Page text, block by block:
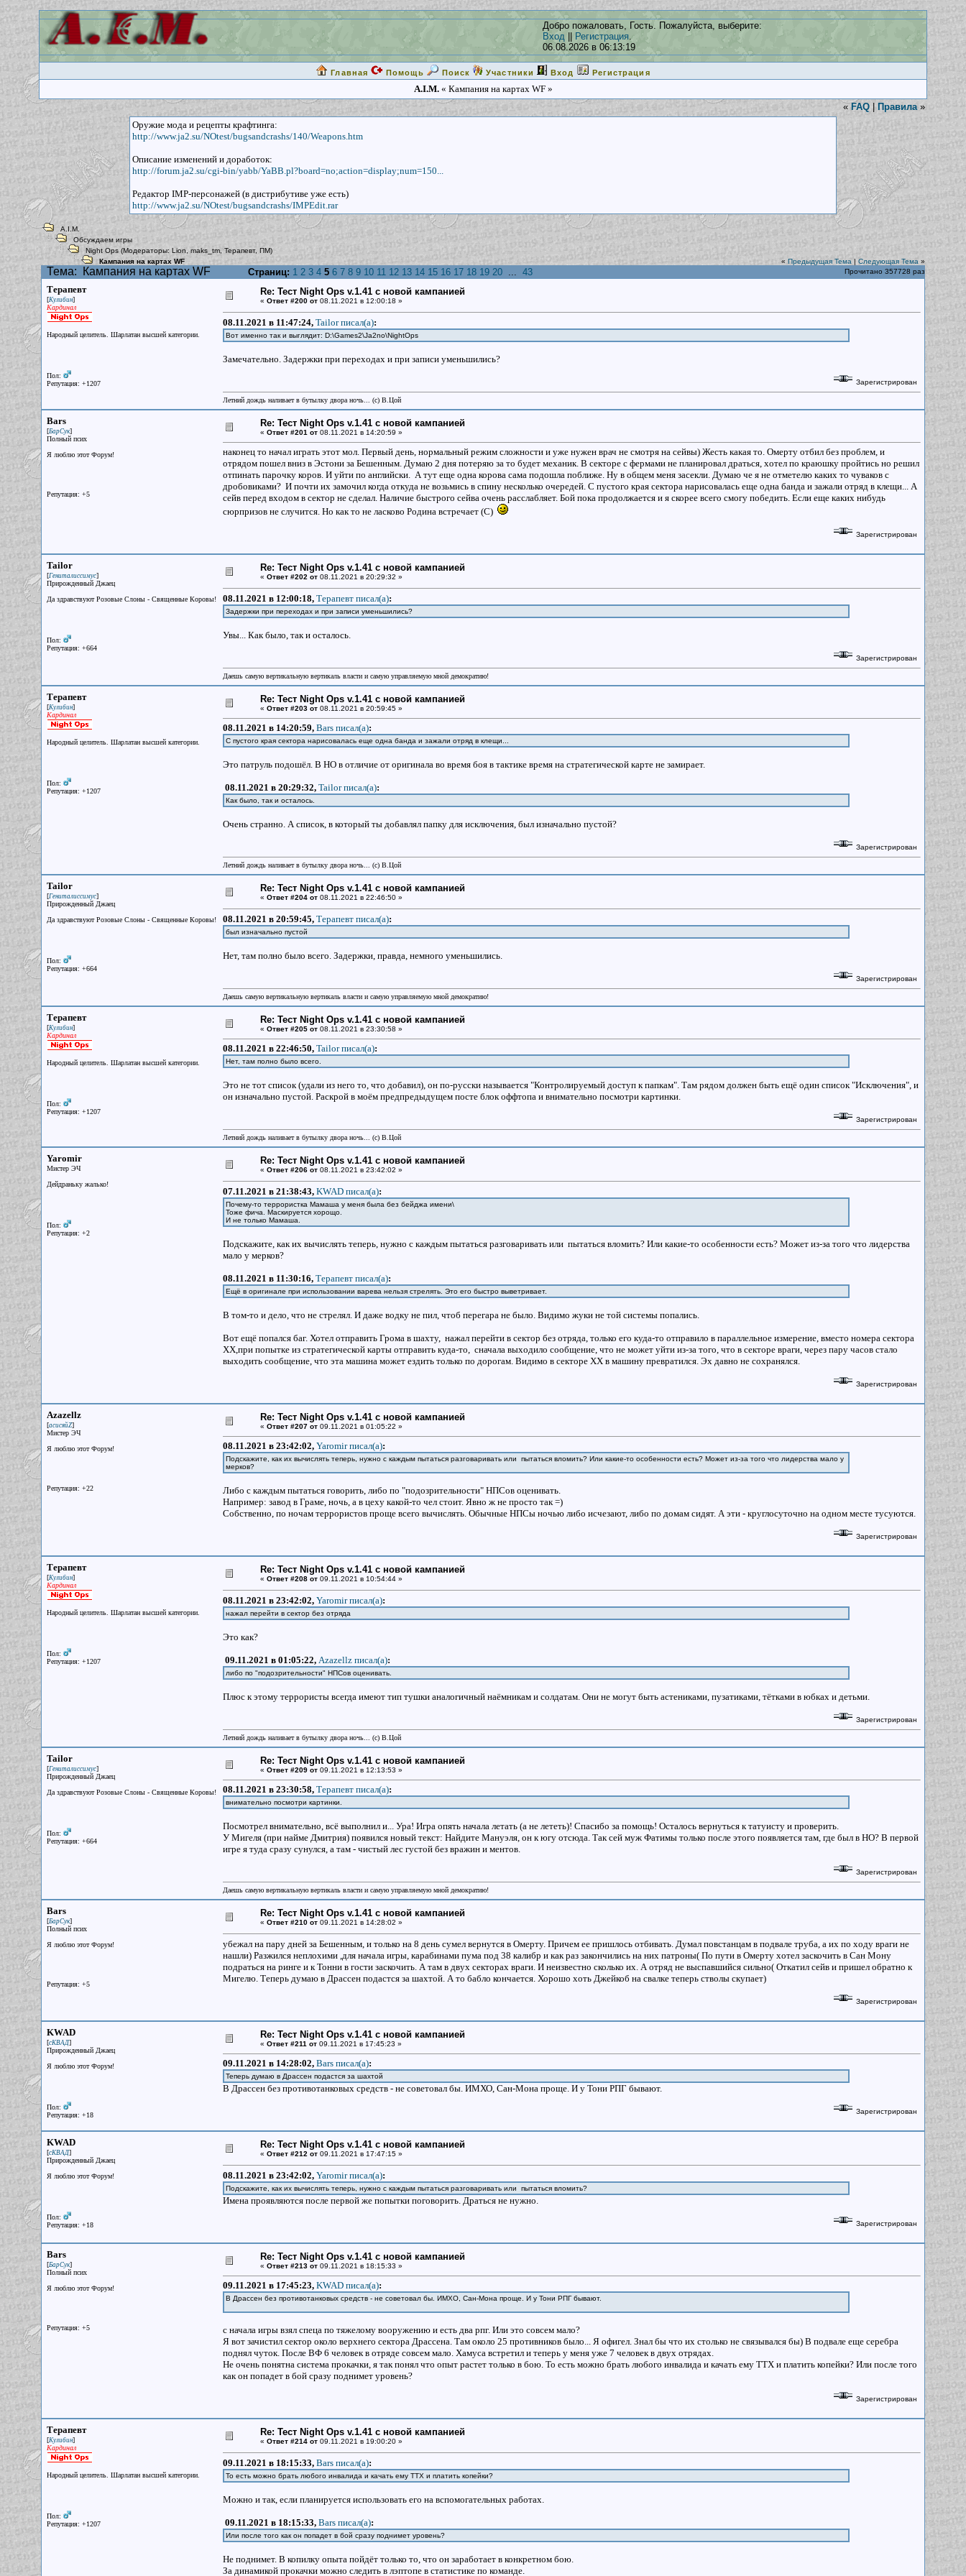
Добро пожаловать, Гость. Пожалуйста, выберите:
Вход
Регистрация.
06.08.2026 в 06:13:19
Главная Помощь Поиск Участники Вход Регистрация
A.I.M.« Кампания на картах WF »
« FAQ | Правила »
Оружие мода и рецепты крафтинга:
http://www.ja2.su/NOtest/bugsandcrashs/140/Weapons.htm
Описание изменений и доработок:
http://forum.ja2.su/cgi-bin/yabb/YaBB.pl?board=no;action=display;num=150...
Редактор IMP-персонажей (в дистрибутиве уже есть)
http://www.ja2.su/NOtest/bugsandcrashs/IMPEdit.rar
A.I.M.
Обсуждаем игры
Night Ops (Модераторы: Lion, maks_tm,Терапевт, ПМ)
Кампания на картах WF
« Предыдущая Тема | Следующая Тема »
Тема: Кампания на картах WF Страниц: 1 2 3 4 5 6 7 8 9 10 11 12 13 14 15 16 17 18 19 20 ... 43 Прочитано 357728 раз
Терапевт
[Кулибин]
Кардинал
Народный целитель. Шарлатан высшей категории.
Пол:
Репутация: +1207
Re: Тест Night Ops v.1.41 с новой кампанией
« Ответ #200 от 08.11.2021 в 12:00:18 »
08.11.2021 в 11:47:24, Tailor писал(a):
Вот именно так и выглядит: D:\Games2\Ja2no\NightOps
Замечательно. Задержки при переходах и при записи уменьшились?
Зарегистрирован
Летний дождь наливает в бутылку двора ночь... (с) В.Цой
Bars
[БарСук]
Полный псих
Я люблю этот Форум!
Репутация: +5
Re: Тест Night Ops v.1.41 с новой кампанией
« Ответ #201 от 08.11.2021 в 14:20:59 »
наконец то начал играть этот мол. Первый день, нормальный режим сложности и уже нужен врач не смотря на сейвы) Жесть какая то. Омерту отбил без проблем, и
отрядом пошел вниз в Эстони за Бешенным. Думаю 2 дня потеряю за то будет механик. В секторе с фермами не планировал драться, хотел по краюшку пройтись но решил
отпинать парочку коров. И уйти по английски. А тут еще одна корова сама подошла поближе. Ну в общем меня засекли. Думаю че я не отметелю каких то чуваков с
дробовиками? И почти их замочил когда откуда не возьмись в спину несколько очередей. С пустого края сектора нарисовалась еще одна банда и зажали отряд в клещи... А
сейв перед входом в сектор не сделал. Наличие быстрого сейва очень расслабляет. Бой пока продолжается и я скорее всего смогу победить. Если еще каких нибудь
сюрпризов не случится. Но как то не ласково Родина встречает (С)
Зарегистрирован
Tailor
[Гениталиссимус]
Прирожденный Джаец
Да здравствуют Розовые Слоны - Священные Коровы!
Пол:
Репутация: +664
Re: Тест Night Ops v.1.41 с новой кампанией
« Ответ #202 от 08.11.2021 в 20:29:32 »
08.11.2021 в 12:00:18, Терапевт писал(a):
Задержки при переходах и при записи уменьшились?
Увы... Как было, так и осталось.
Зарегистрирован
Даешь самую вертикальную вертикаль власти и самую управляемую мной демократию!
Терапевт
[Кулибин]
Кардинал
Народный целитель. Шарлатан высшей категории.
Пол:
Репутация: +1207
Re: Тест Night Ops v.1.41 с новой кампанией
« Ответ #203 от 08.11.2021 в 20:59:45 »
08.11.2021 в 14:20:59, Bars писал(a):
С пустого края сектора нарисовалась еще одна банда и зажали отряд в клещи...
Это патруль подошёл. В НО в отличие от оригинала во время боя в тактике время на стратегической карте не замирает.
08.11.2021 в 20:29:32, Tailor писал(a):
Как было, так и осталось.
Очень странно. А список, в который ты добавлял папку для исключения, был изначально пустой?
Зарегистрирован
Летний дождь наливает в бутылку двора ночь... (с) В.Цой
Tailor
[Гениталиссимус]
Прирожденный Джаец
Да здравствуют Розовые Слоны - Священные Коровы!
Пол:
Репутация: +664
Re: Тест Night Ops v.1.41 с новой кампанией
« Ответ #204 от 08.11.2021 в 22:46:50 »
08.11.2021 в 20:59:45, Терапевт писал(a):
был изначально пустой
Нет, там полно было всего. Задержки, правда, немного уменьшились.
Зарегистрирован
Даешь самую вертикальную вертикаль власти и самую управляемую мной демократию!
Терапевт
[Кулибин]
Кардинал
Народный целитель. Шарлатан высшей категории.
Пол:
Репутация: +1207
Re: Тест Night Ops v.1.41 с новой кампанией
« Ответ #205 от 08.11.2021 в 23:30:58 »
08.11.2021 в 22:46:50, Tailor писал(a):
Нет, там полно было всего.
Это не тот список (удали из него то, что добавил), он по-русски называется "Контролируемый доступ к папкам". Там рядом должен быть ещё один список "Исключения", и
он изначально пустой. Раскрой в моём предпредыдущем посте блок оффтопа и внимательно посмотри картинки.
Зарегистрирован
Летний дождь наливает в бутылку двора ночь... (с) В.Цой
Yaromir
Мистер ЭЧ
Дейдраньку жалько!
Пол:
Репутация: +2
Re: Тест Night Ops v.1.41 с новой кампанией
« Ответ #206 от 08.11.2021 в 23:42:02 »
07.11.2021 в 21:38:43, KWAD писал(a):
Почему-то террористка Мамаша у меня была без бейджа имени\
Тоже фича. Маскируется хорощо.
И не только Мамаша.
Подскажите, как их вычислять теперь, нужно с каждым пытаться разговаривать или пытаться вломить? Или какие-то особенности есть? Может из-за того что лидерства
мало у мерков?
08.11.2021 в 11:30:16, Терапевт писал(a):
Ещё в оригинале при использовании варева нельзя стрелять. Это его быстро выветривает.
В том-то и дело, что не стрелял. И даже водку не пил, чтоб перегара не было. Видимо жуки не той системы попались.
Вот ещё попался баг. Хотел отправить Грома в шахту, нажал перейти в сектор без отряда, только его куда-то отправило в параллельное измерение, вместо номера сектора
XX,при попытке из стратегической карты отправить куда-то, сначала выходило сообщение, что не может уйти из-за того, что в секторе враги, через пару часов стало
выходить сообщение, что эта машина может ездить только по дорогам. Видимо в секторе ХХ в машину превратился. Эх давно не сохранялся.
Зарегистрирован
Azazellz
[асисяйZ]
Мистер ЭЧ
Я люблю этот Форум!
Репутация: +22
Re: Тест Night Ops v.1.41 с новой кампанией
« Ответ #207 от 09.11.2021 в 01:05:22 »
08.11.2021 в 23:42:02, Yaromir писал(a):
Подскажите, как их вычислять теперь, нужно с каждым пытаться разговаривать или пытаться вломить? Или какие-то особенности есть? Может из-за того что лидерства мало у
мерков?
Либо с каждым пытаться говорить, либо по "подозрительности" НПСов оценивать.
Например: завод в Граме, ночь, а в цеху какой-то чел стоит. Явно ж не просто так =)
Собственно, по ночам террористов проще всего вычислять. Обычные НПСы ночью либо исчезают, либо по домам сидят. А эти - круглосуточно на одном месте тусуются.
Зарегистрирован
Терапевт
[Кулибин]
Кардинал
Народный целитель. Шарлатан высшей категории.
Пол:
Репутация: +1207
Re: Тест Night Ops v.1.41 с новой кампанией
« Ответ #208 от 09.11.2021 в 10:54:44 »
08.11.2021 в 23:42:02, Yaromir писал(a):
нажал перейти в сектор без отряда
Это как?
09.11.2021 в 01:05:22, Azazellz писал(a):
либо по "подозрительности" НПСов оценивать.
Плюс к этому террористы всегда имеют тип тушки аналогичный наёмникам и солдатам. Они не могут быть астениками, пузатиками, тётками в юбках и детьми.
Зарегистрирован
Летний дождь наливает в бутылку двора ночь... (с) В.Цой
Tailor
[Гениталиссимус]
Прирожденный Джаец
Да здравствуют Розовые Слоны - Священные Коровы!
Пол:
Репутация: +664
Re: Тест Night Ops v.1.41 с новой кампанией
« Ответ #209 от 09.11.2021 в 12:13:53 »
08.11.2021 в 23:30:58, Терапевт писал(a):
внимательно посмотри картинки.
Посмотрел внимательно, всё выполнил и... Ура! Игра опять начала летать (а не лететь)! Спасибо за помощь! Осталось вернуться к татуисту и проверить.
У Мигеля (при найме Дмитрия) появился новый текст: Найдите Мануэля, он к югу отсюда. Так сей муж Фатимы только после этого появляется там, где был в НО? В первой
игре я туда сразу сунулся, а там - чистый лес густой без вражин и ментов.
Зарегистрирован
Даешь самую вертикальную вертикаль власти и самую управляемую мной демократию!
Bars
[БарСук]
Полный псих
Я люблю этот Форум!
Репутация: +5
Re: Тест Night Ops v.1.41 с новой кампанией
« Ответ #210 от 09.11.2021 в 14:28:02 »
убежал на пару дней за Бешенным, и только на 8 день сумел вернутся в Омерту. Причем ее пришлось отбивать. Думал повстанцам в подвале труба, а их по ходу враги не
нашли) Разжился неплохими ,для начала игры, карабинами пума под 38 калибр и как раз закончились на них патроны( По пути в Омерту хотел заскочить в Сан Мону
подраться на ринге и к Тонни в гости заскочить. А там в двух секторах враги. И неизвестно сколько их. А отряд не выспавшийся сильно( Откатил сейв и пришел обратно к
Мигелю. Теперь думаю в Драссен подастся за шахтой. А то бабло кончается. Хорошо хоть Джейкоб на свалке теперь стволы скупает)
Зарегистрирован
KWAD
[сКВАД]
Прирожденный Джаец
Я люблю этот Форум!
Пол:
Репутация: +18
Re: Тест Night Ops v.1.41 с новой кампанией
« Ответ #211 от 09.11.2021 в 17:45:23 »
09.11.2021 в 14:28:02, Bars писал(a):
Теперь думаю в Драссен подастся за шахтой
В Драссен без противотанковых средств - не советовал бы. ИМХО, Сан-Мона проще. И у Тони РПГ бывают.
Зарегистрирован
KWAD
[сКВАД]
Прирожденный Джаец
Я люблю этот Форум!
Пол:
Репутация: +18
Re: Тест Night Ops v.1.41 с новой кампанией
« Ответ #212 от 09.11.2021 в 17:47:15 »
08.11.2021 в 23:42:02, Yaromir писал(a):
Подскажите, как их вычислять теперь, нужно с каждым пытаться разговаривать или пытаться вломить?
Имена проявляются после первой же попытки поговорить. Драться не нужно.
Зарегистрирован
Bars
[БарСук]
Полный псих
Я люблю этот Форум!
Репутация: +5
Re: Тест Night Ops v.1.41 с новой кампанией
« Ответ #213 от 09.11.2021 в 18:15:33 »
09.11.2021 в 17:45:23, KWAD писал(a):
В Драссен без противотанковых средств - не советовал бы. ИМХО, Сан-Мона проще. И у Тони РПГ бывают.
с начала игры взял спеца по тяжелому вооружению и есть два рпг. Или это совсем мало?
Я вот зачистил сектор около верхнего сектора Драссена. Там около 25 противников было... Я офигел. Знал бы что их столько не связывался бы) В подвале еще серебра
поднял чуток. После ВФ 6 человек в отряде совсем мало. Хамуса встретил и теперь у меня уже 7 человек в двух отрядах.
Не очень понятна система прокачки, я так понял что опыт растет только в бою. То есть можно брать любого инвалида и качать ему ТТХ и платить копейки? Или после того
как он попадет в бой сразу поднимет уровень?
Зарегистрирован
Терапевт
[Кулибин]
Кардинал
Народный целитель. Шарлатан высшей категории.
Пол:
Репутация: +1207
Re: Тест Night Ops v.1.41 с новой кампанией
« Ответ #214 от 09.11.2021 в 19:00:20 »
09.11.2021 в 18:15:33, Bars писал(a):
То есть можно брать любого инвалида и качать ему ТТХ и платить копейки?
Можно и так, если планируется использовать его на вспомогательных работах.
09.11.2021 в 18:15:33, Bars писал(a):
Или после того как он попадет в бой сразу поднимет уровень?
Не поднимет. В копилку опыта пойдёт только то, что он заработает в конкретном бою.
За динамикой прокачки можно следить в лэптопе в статистике по команде.